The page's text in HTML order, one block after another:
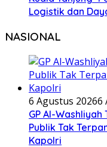
Logistik dan
NASIONAL
6 Agustus 20266
GP Al-
Publik Tak
Kapolri